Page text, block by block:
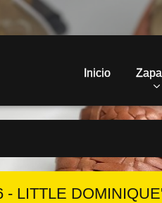
Inicio
- LITTLE